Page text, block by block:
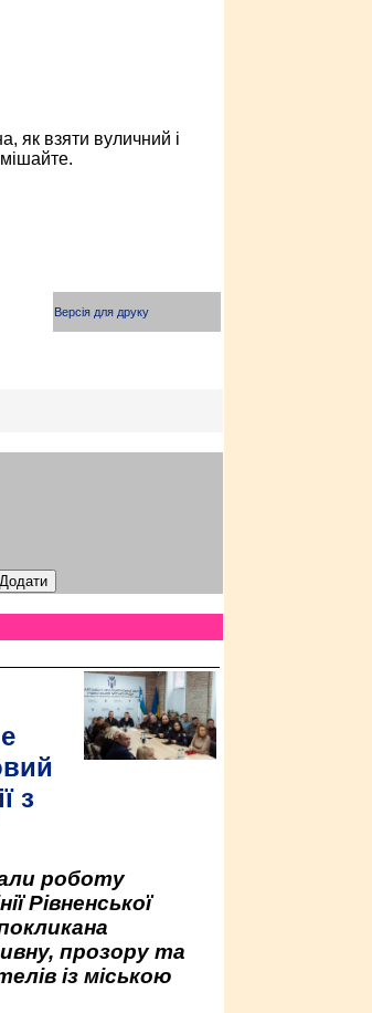
як взяти вуличний і
Версія для друку
з
роботу
Рівненської
прозору та
із міською